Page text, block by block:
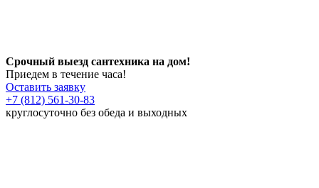
Срочный выезд сантехника на дом!
Приедем в течение часа!
Оставить заявку
+7 (812) 561-30-83
круглосуточно без обеда и выходных